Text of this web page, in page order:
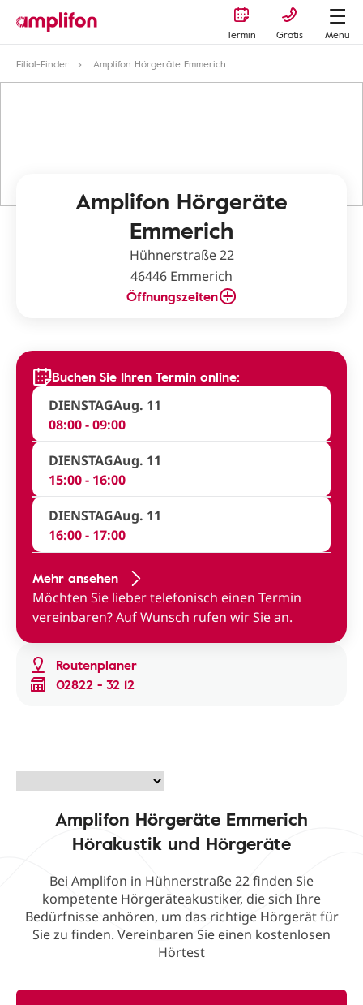
Termin Gratis
Menü
Filial-Finder
Amplifon Hörgeräte Emmerich
Amplifon Hörgeräte
Emmerich
Hühnerstraße 22
46446 Emmerich
Öffnungszeiten
Routenplaner
02822 - 32 12
Buchen Sie Ihren Termin online:
DIENSTAGAug. 11
08:00 - 09:00
DIENSTAGAug. 11
15:00 - 16:00
DIENSTAGAug. 11
16:00 - 17:00
Mehr ansehen
Möchten Sie lieber telefonisch einen Termin
vereinbaren?Auf Wunsch rufen wir Sie an.
Amplifon Hörgeräte Emmerich
Hörakustik und Hörgeräte
Bei Amplifon in Hühnerstraße 22 finden Sie
kompetente Hörgeräteakustiker, die sich Ihre
Bedürfnisse anhören, um das richtige Hörgerät für
Sie zu finden. Vereinbaren Sie einen kostenlosen
Hörtest